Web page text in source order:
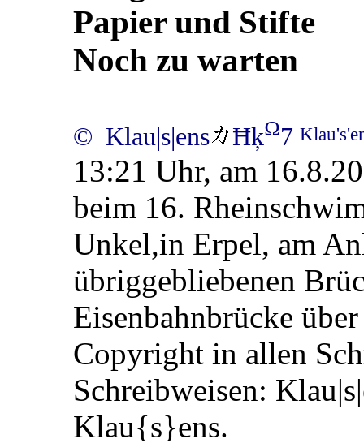
Papier und Stifte
Noch zu warten
© Klau|s|ens ĦķΩ7
13:21 Uhr, am
beim 16.
Unkel,in Erpel, am
übriggebliebenen
Eisenbahnbrücke
Copyright in allen
Schreibweisen:
Klau{s}ens.